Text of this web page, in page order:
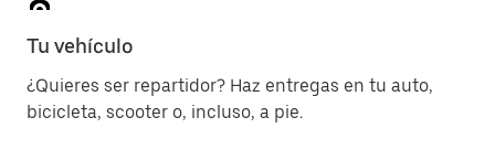
Tu vehículo
¿Quieres ser repartidor? Haz entregas en tu auto,
bicicleta, scooter o, incluso, a pie.